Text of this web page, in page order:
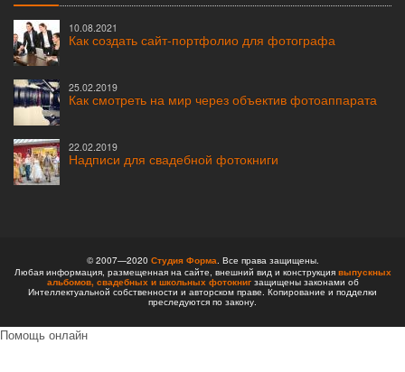
10.08.2021
Как создать сайт-портфолио для фотографа
25.02.2019
Как смотреть на мир через объектив фотоаппарата
22.02.2019
Надписи для свадебной фотокниги
© 2007—2020 Студия Форма . Все права защищены.
Любая информация, размещенная на сайте, внешний вид и конструкция выпускных
альбомов, свадебных и школьных фотокнигзащищены законами об
Интеллектуальной собственности и авторском праве. Копирование и подделки
преследуются по закону.
Помощь онлайн